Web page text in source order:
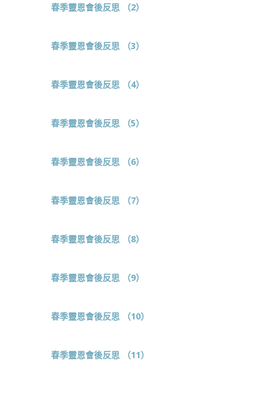
春季靈恩會後反思 （2）
春季靈恩會後反思 （3）
春季靈恩會後反思 （4）
春季靈恩會後反思 （5）
春季靈恩會後反思 （6）
春季靈恩會後反思 （7）
春季靈恩會後反思 （8）
春季靈恩會後反思 （9）
春季靈恩會後反思 （10）
春季靈恩會後反思 （11）